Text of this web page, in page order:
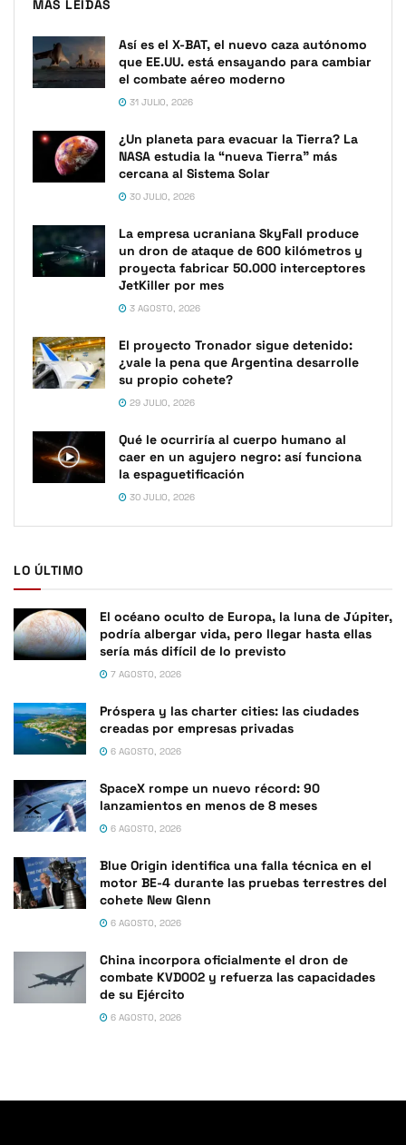
MÁS LEIDAS
Así es el X-BAT, el nuevo caza autónomo
que EE.UU. está ensayando para cambiar
el combate aéreo moderno
31 JULIO, 2026
¿Un planeta para evacuar la Tierra? La
NASA estudia la “nueva Tierra” más
cercana al Sistema Solar
30 JULIO, 2026
La empresa ucraniana SkyFall produce
un dron de ataque de 600 kilómetros y
proyecta fabricar 50.000 interceptores
JetKiller por mes
3 AGOSTO, 2026
El proyecto Tronador sigue detenido:
¿vale la pena que Argentina desarrolle
su propio cohete?
29 JULIO, 2026
Qué le ocurriría al cuerpo humano al
caer en un agujero negro: así funciona
la espaguetificación
30 JULIO, 2026
LO ÚLTIMO
El océano oculto de Europa, la luna de Júpiter,
podría albergar vida, pero llegar hasta ellas
sería más difícil de lo previsto
7 AGOSTO, 2026
Próspera y las charter cities: las ciudades
creadas por empresas privadas
6 AGOSTO, 2026
SpaceX rompe un nuevo récord: 90
lanzamientos en menos de 8 meses
6 AGOSTO, 2026
Blue Origin identifica una falla técnica en el
motor BE-4 durante las pruebas terrestres del
cohete New Glenn
6 AGOSTO, 2026
China incorpora oficialmente el dron de
combate KVD002 y refuerza las capacidades
de su Ejército
6 AGOSTO, 2026